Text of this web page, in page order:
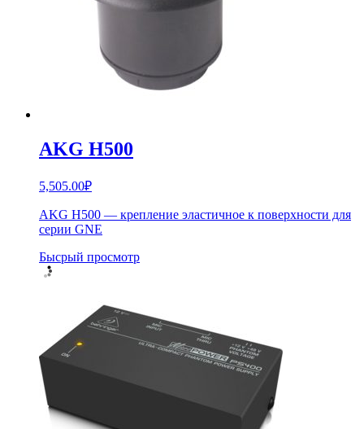
AKG H500
5,505.00₽
AKG H500 — крепление эластичное к поверхности для
серии GNE
Бысрый просмотр